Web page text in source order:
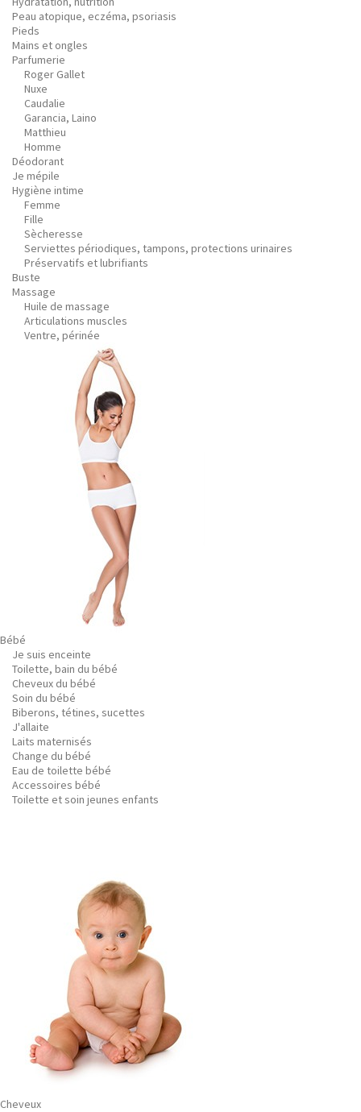
Peau atopique, eczéma, psoriasis
Pieds
Mains et ongles
Parfumerie
Roger Gallet
Nuxe
Caudalie
Garancia, Laino
Matthieu
Homme
Déodorant
Je mépile
Hygiène intime
Femme
Fille
Sècheresse
Serviettes périodiques, tampons, protections urinaires
Préservatifs et lubrifiants
Buste
Massage
Huile de massage
Articulations muscles
Ventre, périnée
Bébé
Je suis enceinte
Toilette, bain du bébé
Cheveux du bébé
Soin du bébé
Biberons, tétines, sucettes
J'allaite
Laits maternisés
Change du bébé
Eau de toilette bébé
Accessoires bébé
Toilette et soin jeunes enfants
Cheveux